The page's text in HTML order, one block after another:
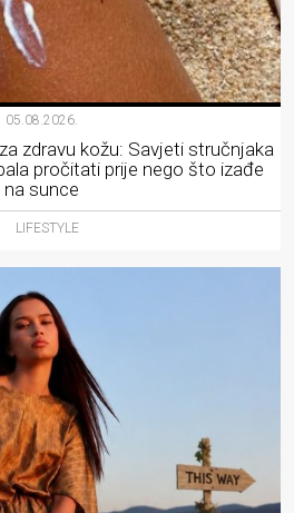
05.08.2026.
zdravu kožu: Savjeti stručnjaka
pročitati prije nego što izađe
na sunce
LIFESTYLE